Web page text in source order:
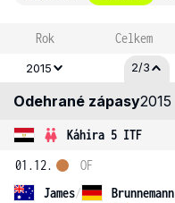
Rok Celkem
2015 2/3
Odehrané zápasy2015
Káhira 5 ITF
01.12.
James/
Brunnemann
OF